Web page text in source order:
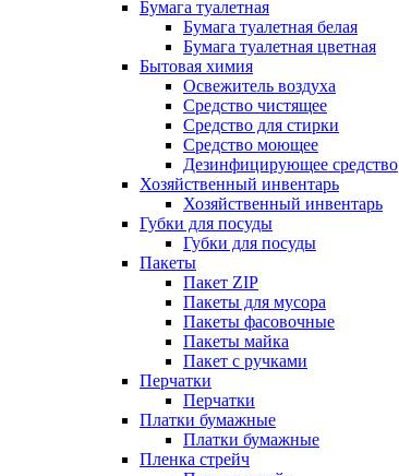
Бумага туалетная
Бумага туалетная белая
Бумага туалетная цветная
Бытовая химия
Освежитель воздуха
Средство чистящее
Средство для стирки
Средство моющее
Дезинфицирующее средство
Хозяйственный инвентарь
Хозяйственный инвентарь
Губки для посуды
Губки для посуды
Пакеты
Пакет ZIP
Пакеты для мусора
Пакеты фасовочные
Пакеты майка
Пакет с ручками
Перчатки
Перчатки
Платки бумажные
Платки бумажные
Пленка стрейч